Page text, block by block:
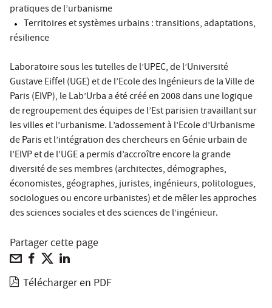
pratiques de l’urbanisme
Territoires et systèmes urbains : transitions, adaptations,
résilience
Laboratoire sous les tutelles de l’UPEC, de l’Université
Gustave Eiffel (UGE) et de l’Ecole des Ingénieurs de la Ville de
Paris (EIVP), le Lab’Urba a été créé en 2008 dans une logique
de regroupement des équipes de l’Est parisien travaillant sur
les villes et l’urbanisme. L’adossement à l’Ecole d’Urbanisme
de Paris et l’intégration des chercheurs en Génie urbain de
l’EIVP et de l’UGE a permis d’accroître encore la grande
diversité de ses membres (architectes, démographes,
économistes, géographes, juristes, ingénieurs, politologues,
sociologues ou encore urbanistes) et de mêler les approches
des sciences sociales et des sciences de l’ingénieur.
Partager cette page
Télécharger en PDF